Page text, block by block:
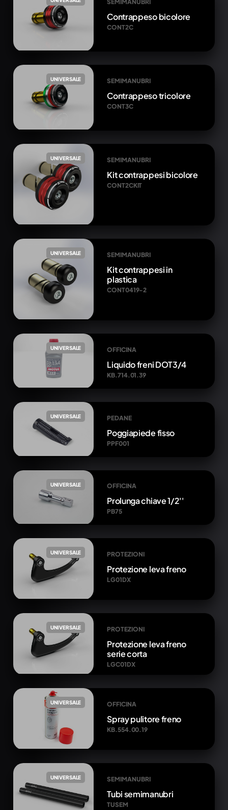
SEMIMANUBRI
Contrappeso bicolore
CONT2C
UNIVERSALE SEMIMANUBRI
Contrappeso tricolore
CONT3C
UNIVERSALE SEMIMANUBRI
Kit contrappesi bicolore
CONT2CKIT
UNIVERSALE SEMIMANUBRI
Kit contrappesi in
plastica
CONT0419-2
UNIVERSALE OFFICINA
Liquido freni DOT3/4
KB.714.01.39
UNIVERSALE PEDANE
Poggiapiede fisso
PPF001
UNIVERSALE OFFICINA
Prolunga chiave 1/2''
PB75
UNIVERSALE PROTEZIONI
Protezione leva freno
LG01DX
UNIVERSALE PROTEZIONI
Protezione leva freno
serie corta
LGC01DX
UNIVERSALE OFFICINA
Spray pulitore freno
KB.554.00.19
UNIVERSALE SEMIMANUBRI
Tubi semimanubri
TUSEM